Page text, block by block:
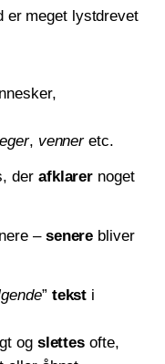
er meget lystdrevet
, venneretc.
der afklarer noget
– senere bliver
” tekst i
og slettes ofte,